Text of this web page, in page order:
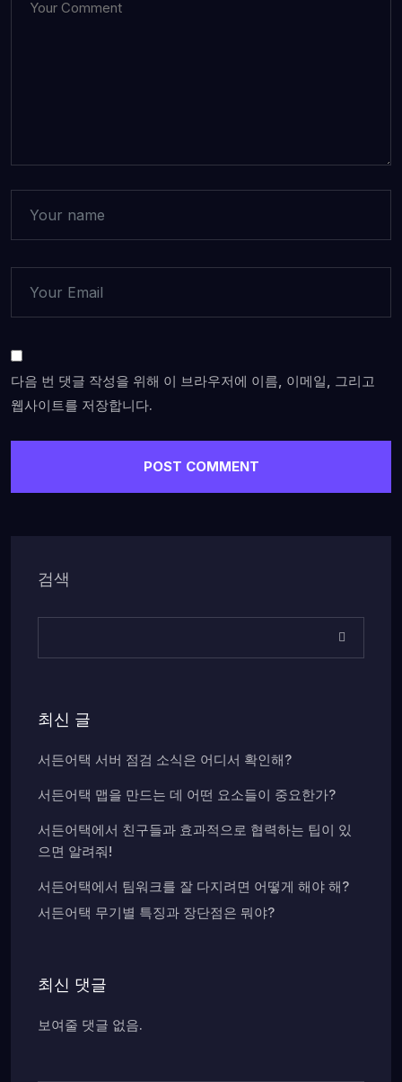
다음 번 댓글 작성을 위해 이 브라우저에 이름, 이메일, 그리고
웹사이트를 저장합니다.
검색
최신 글
서든어택 서버 점검 소식은 어디서 확인해?
서든어택 맵을 만드는 데 어떤 요소들이 중요한가?
서든어택에서 친구들과 효과적으로 협력하는 팁이 있
으면 알려줘!
서든어택에서 팀워크를 잘 다지려면 어떻게 해야 해?
서든어택 무기별 특징과 장단점은 뭐야?
최신 댓글
보여줄 댓글 없음.